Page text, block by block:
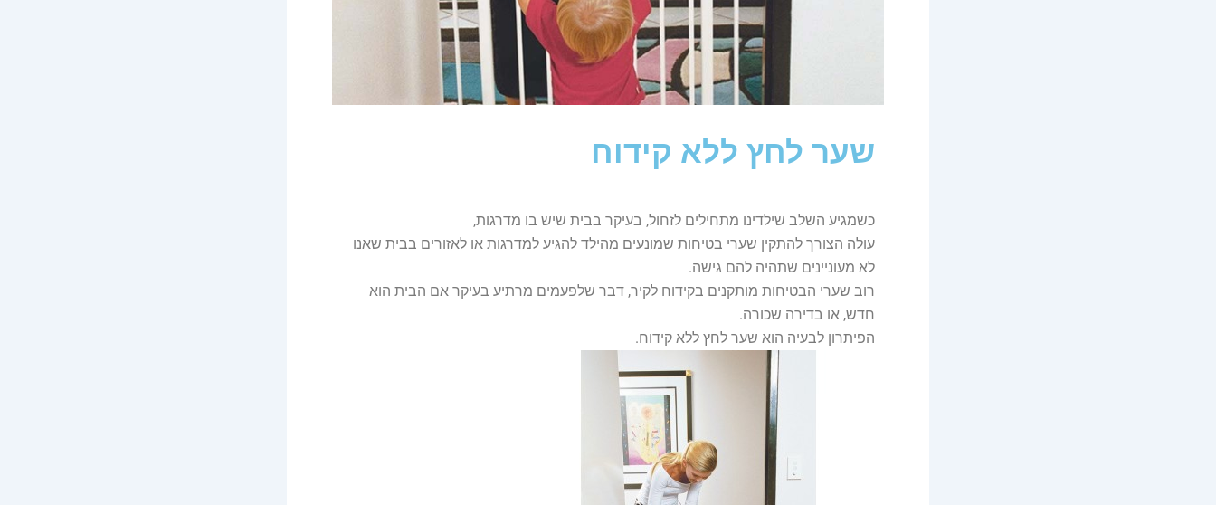
שער לחץ ללא קידוח
כשמגיע השלב שילדינו מתחילים לזחול, בעיקר בבית שיש בו מדרגות,
עולה הצורך להתקין שערי בטיחות שמונעים מהילד להגיע למדרגות או לאזורים בבית שאנו
לא מעוניינים שתהיה להם גישה.
רוב שערי הבטיחות מותקנים בקידוח לקיר, דבר שלפעמים מרתיע בעיקר אם הבית הוא
חדש, או בדירה שכורה.
הפיתרון לבעיה הוא שער לחץ ללא קידוח.